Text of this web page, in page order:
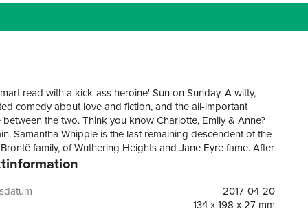
read with a kick-ass heroine' Sun on Sunday. A witty,
comedy about love and fiction, and the all-important
the two. Think you know Charlotte, Emily & Anne?
Samantha Whipple is the last remaining descendent of the
family, of Wuthering Heights and Jane Eyre fame. After
a brilliant author in his own right, it is up to Samantha
- yet the only clues she has at her disposal are the Brontë's
With the aid of her handsome but inscrutable Oxford tutor,
2017-04-20
134 x 198 x 27 mm